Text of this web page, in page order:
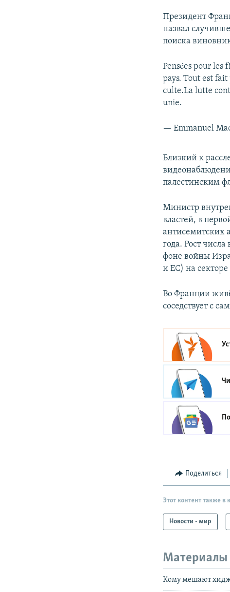
Президент
назвал
поиска
Pensées pour les
pays. Tout est
culte.La lutte
unie.
— Emmanuel
Близкий к
палестинским
Министр
властей, в
антисемитских
года. Рост
фоне войны
и ЕС) на секторе
Во Франции
соседствует с
Поделиться
Этот контент также в
Новости - мир
Материалы
Кому мешают